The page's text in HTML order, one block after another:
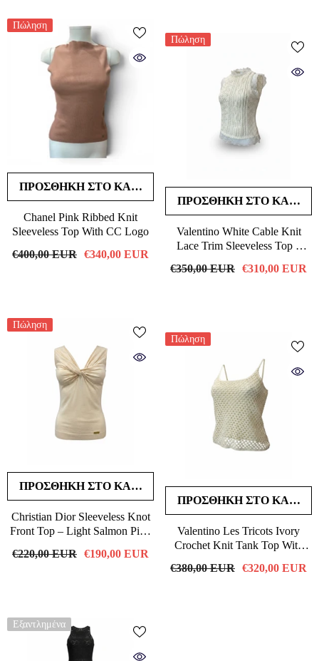
Πώληση
ΠΡΟΣΘΉΚΗ ΣΤΟ ΚΑΛΆΘΙ
Chanel Pink Ribbed Knit
Sleeveless Top With CC Logo
€400,00 EUR €340,00 EUR
Πώληση
ΠΡΟΣΘΉΚΗ ΣΤΟ ΚΑΛΆΘΙ
Valentino White Cable Knit
Lace Trim Sleeveless Top –
€350,00 EUR €310,00 EUR
Πώληση
ΠΡΟΣΘΉΚΗ ΣΤΟ ΚΑΛΆΘΙ
Christian Dior Sleeveless Knot
Front Top – Light Salmon Pink
€220,00 EUR €190,00 EUR
Πώληση
ΠΡΟΣΘΉΚΗ ΣΤΟ ΚΑΛΆΘΙ
Valentino Les Tricots Ivory
Crochet Knit Tank Top With
Tag
€380,00 EUR €320,00 EUR
Εξαντλημένα